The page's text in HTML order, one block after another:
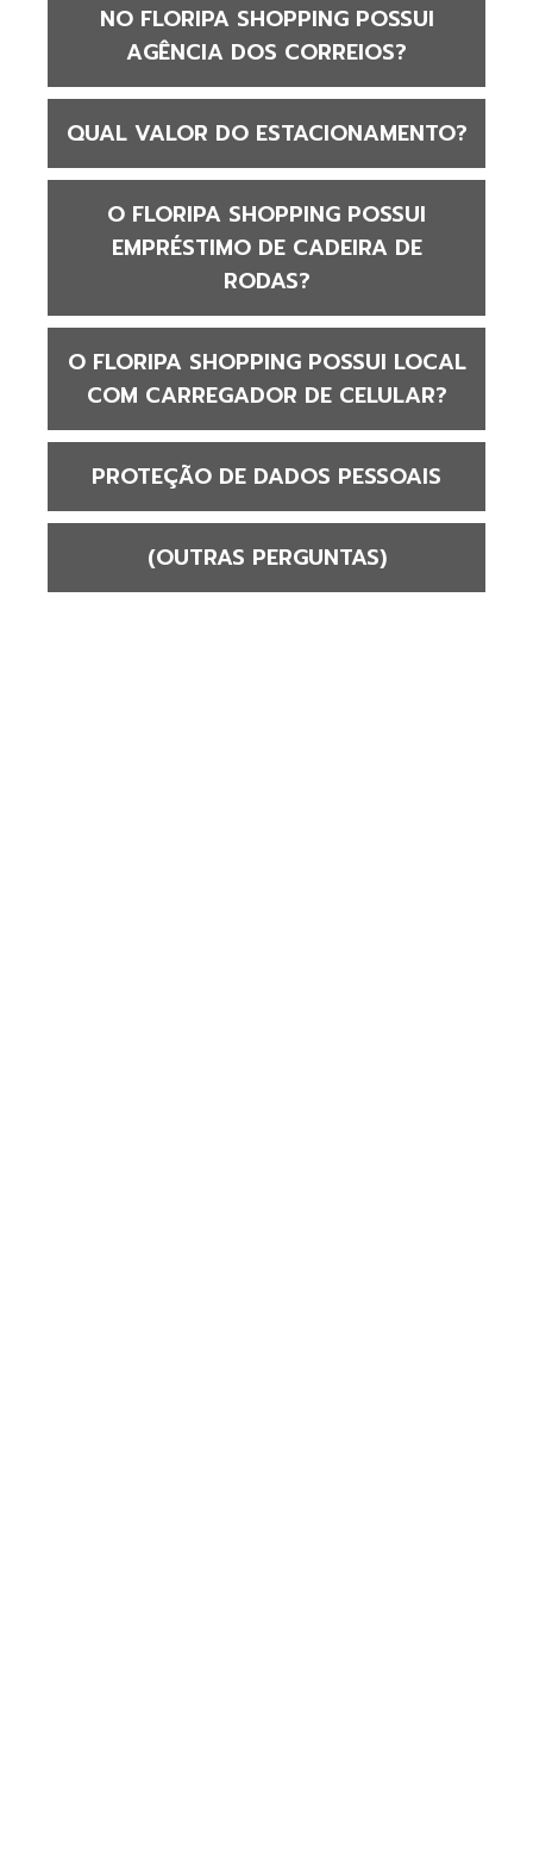
NO FLORIPA SHOPPING POSSUI
AGÊNCIA DOS CORREIOS?
QUAL VALOR DO ESTACIONAMENTO?
O FLORIPA SHOPPING POSSUI
EMPRÉSTIMO DE CADEIRA DE
RODAS?
O FLORIPA SHOPPING POSSUI LOCAL
COM CARREGADOR DE CELULAR?
PROTEÇÃO DE DADOS PESSOAIS
(OUTRAS PERGUNTAS)